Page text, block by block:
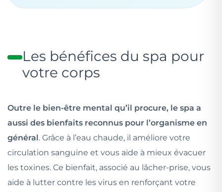
Les bénéfices du spa pour
votre corps
Outre le bien-être mental qu’il procure, le spa a
aussi des bienfaits reconnus pour l’organisme en
général . Grâce à l’eau chaude, il améliore votre
circulation sanguine et vous aide à mieux évacuer
les toxines. Ce bienfait, associé au lâcher-prise, vous
aide à lutter contre les virus en renforçant votre